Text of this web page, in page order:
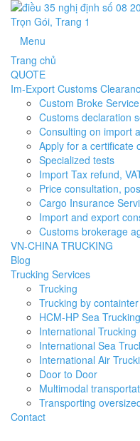
Menu
Trang chủ
QUOTE
Im-Export Customs
Custom Broke Service
Customs declaration
Consulting on import
Apply for a certificate
Specialized tests
Import Tax refund,
Price consultation,
Cargo Insurance
Import and export
Customs brokerage
VN-CHINA TRUCKING
Blog
Trucking Services
Trucking
Trucking by containter
HCM-HP Sea Trucking
International Trucking
International Sea
International Air
Door to Door
Multimodal
Transporting
Contact